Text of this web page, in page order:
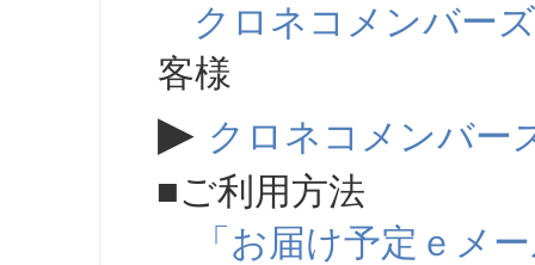
クロネコメンバーズ
客様
▶ クロネコメンバー
■ご利用方法
「お届け予定ｅメ